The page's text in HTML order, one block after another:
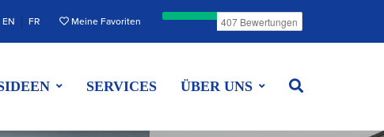
EN FR Meine Favoriten
SERVICES ÜBER UNS